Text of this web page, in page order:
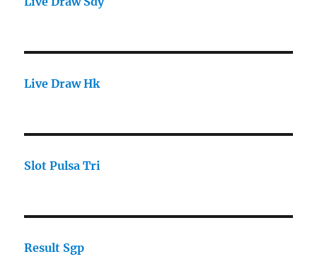
Live Draw Hk
Slot Pulsa Tri
Result Sgp